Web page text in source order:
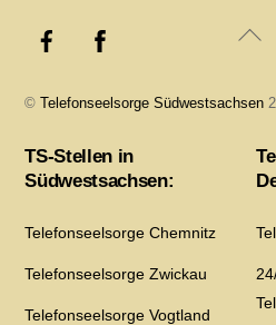
Back
©Telefonseelsorge Südwestsachsen
TS-Stellen in
Südwestsachsen:
Telefonseelsorge Chemnitz
Telefonseelsorge Zwickau
Telefonseelsorge Vogtland